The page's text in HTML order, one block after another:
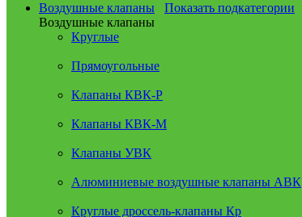
Воздушные клапаны
Показать подкатегории
Воздушные клапаны
Круглые
Прямоугольные
Клапаны КВК-Р
Клапаны КВК-М
Клапаны УВК
Алюминиевые воздушные клапаны АВК
Круглые дроссель-клапаны Кр